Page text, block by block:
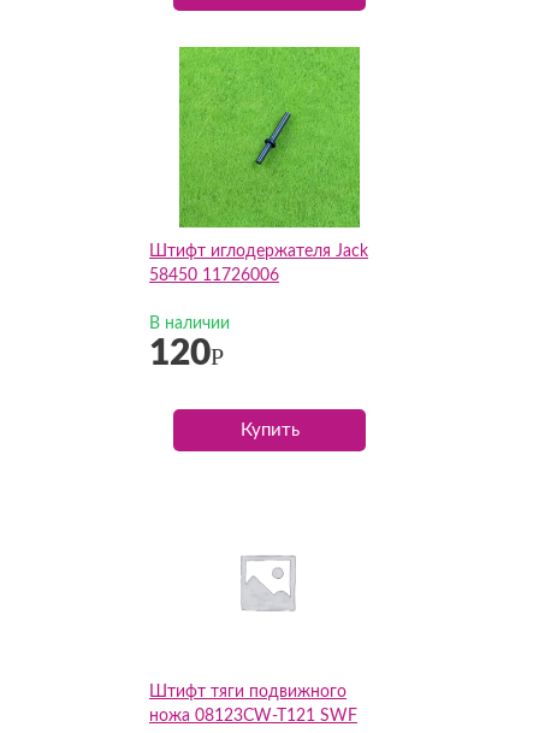
Штифт иглодержателя Jack
58450 11726006
В наличии
120Р
Купить
Штифт тяги подвижного
ножа 08123CW-T121 SWF